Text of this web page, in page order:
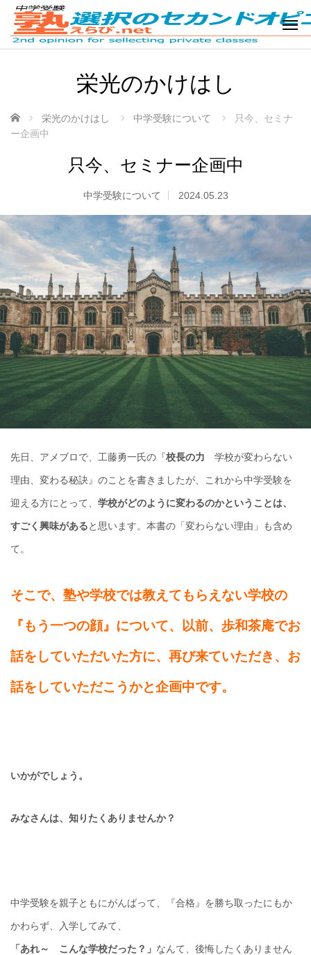
栄光のかけはし
ホーム 栄光のかけはし 中学受験について
只今、セミナ
ー企画中
只今、セミナー企画中
中学受験について 2024.05.23
先日、アメブロで、工藤勇一氏の『校長の力 学校が変わらない
理由、変わる秘訣』のことを書きましたが、これから中学受験を
迎える方にとって、 学校がどのように変わるのかということは、
すごく興味があると思います。本書の「変わらない理由」も含め
て。
そこで、塾や学校では教えてもらえない学校の
『もう一つの顔』について、以前、歩和茶庵でお
話をしていただいた方に、再び来ていただき、お
話をしていただこうかと企画中です。
いかがでしょう。
みなさんは、知りたくありませんか？
中学受験を親子ともにがんばって、『合格』を勝ち取ったにもか
かわらず、入学してみて、
「あれ～ こんな学校だった？」 なんて、後悔したくありません